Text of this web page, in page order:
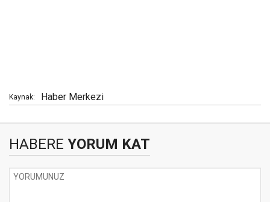
Kaynak: Haber Merkezi
HABERE YORUM KAT